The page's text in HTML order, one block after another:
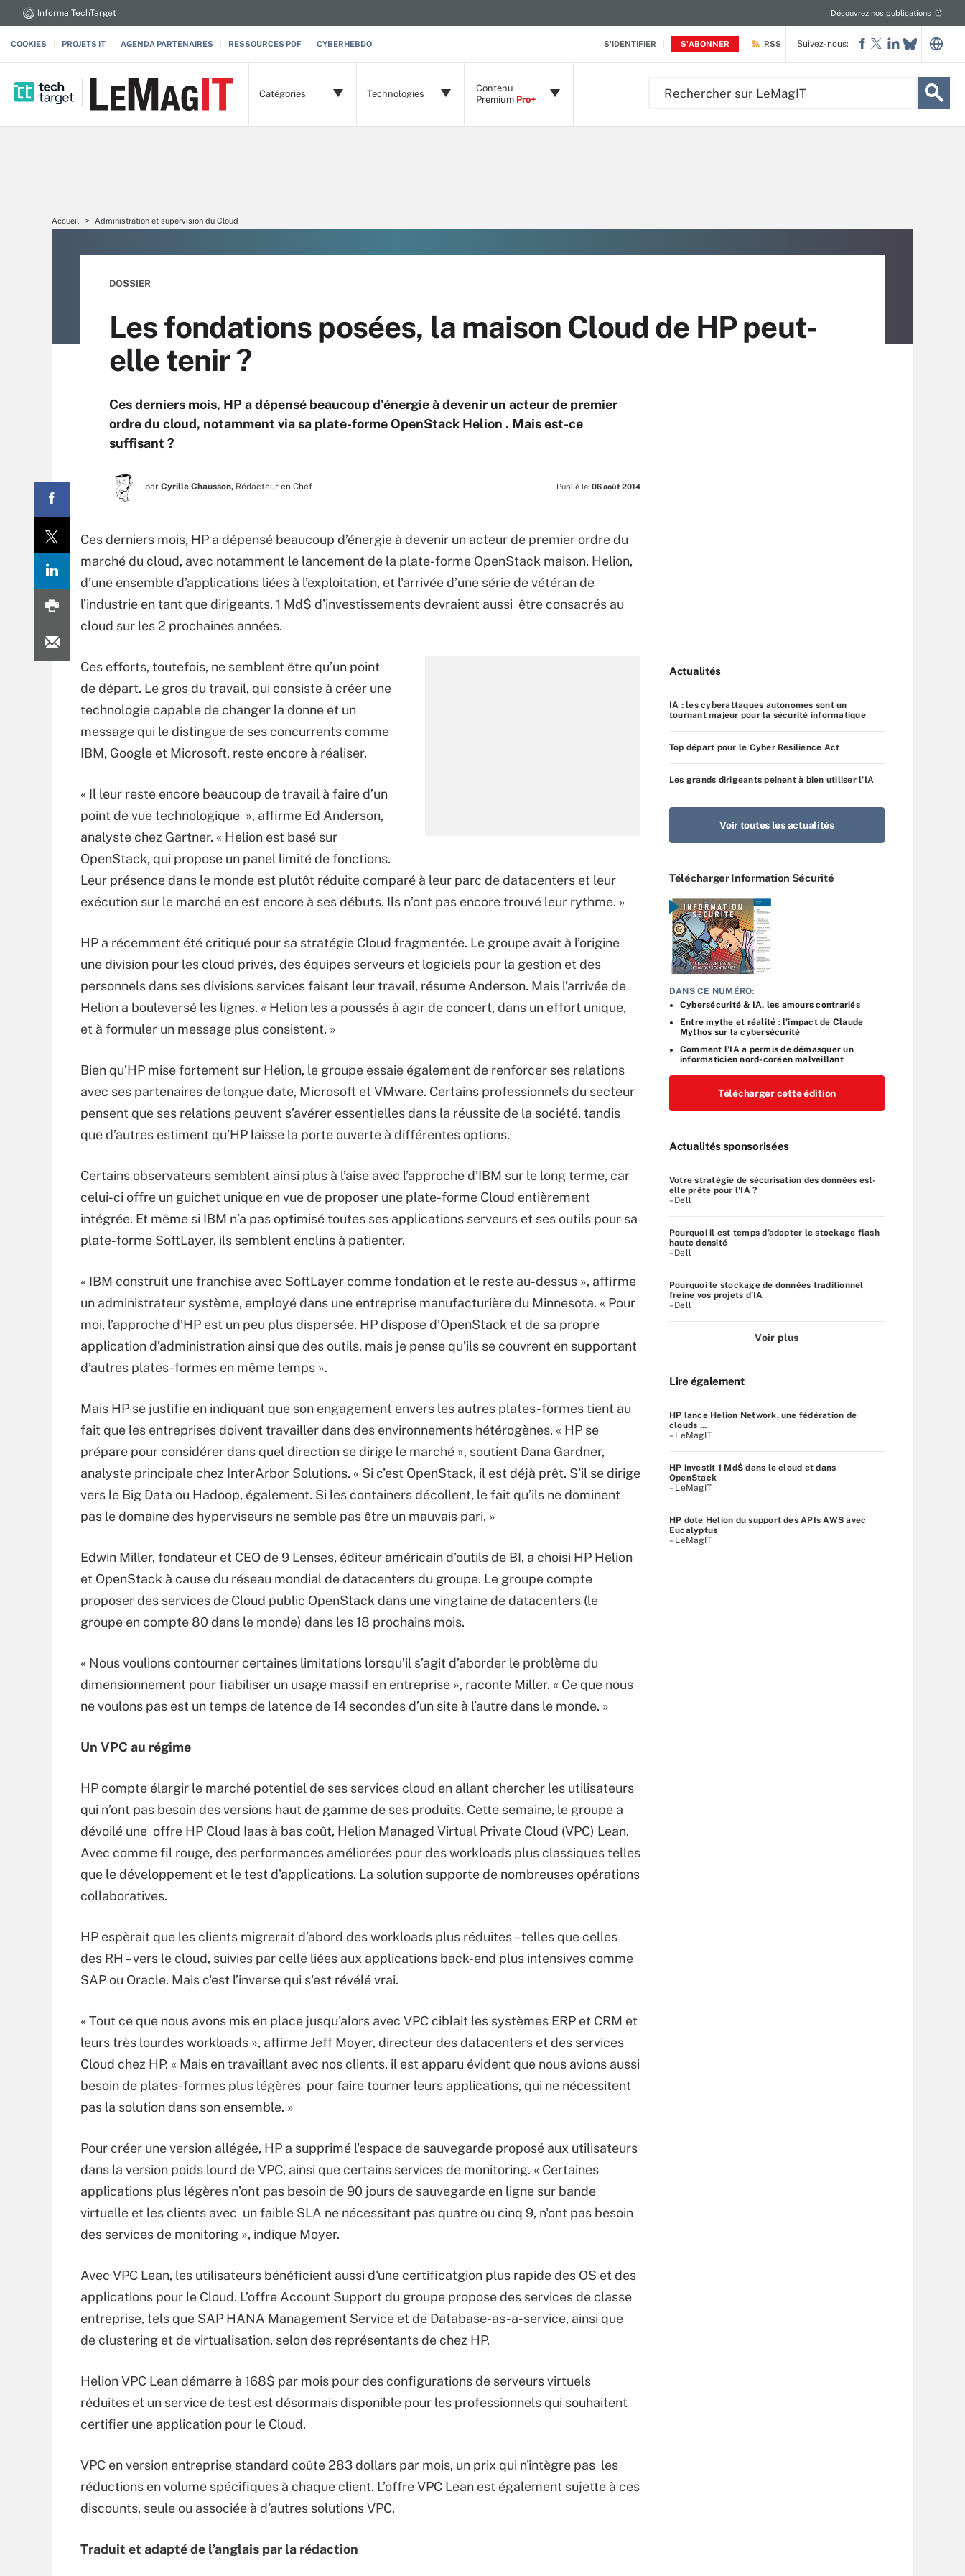
S'IDENTIFIER S'ABONNER
Informa TechTarget Découvrez nos publications
COOKIES PROJETS IT AGENDA PARTENAIRES RESSOURCES PDF CYBERHEBDO RSS
Catégories Technologies
Contenu
Premium Pro+
Suivez-nous:
Accueil Administration et supervision du Cloud
DOSSIER
Les fondations posées, la maison Cloud de HP peut-
elle tenir ?
Ces derniers mois, HP a dépensé beaucoup d’énergie à devenir un acteur de premier
ordre du cloud, notamment via sa plate-forme OpenStack Helion . Mais est-ce
suffisant ?
par Cyrille Chausson, Rédacteur en Chef Publié le: 06 août 2014
Ces derniers mois, HP a dépensé beaucoup d’énergie à devenir un acteur de premier ordre du
marché du cloud, avec notamment le lancement de la plate-forme OpenStack maison, Helion,
d’une ensemble d’applications liées à l’exploitation, et l'arrivée d’une série de vétéran de
l’industrie en tant que dirigeants. 1 Md$ d’investissements devraient aussi être consacrés au
cloud sur les 2 prochaines années.
Ces efforts, toutefois, ne semblent être qu’un point
de départ. Le gros du travail, qui consiste à créer une
technologie capable de changer la donne et un
message qui le distingue de ses concurrents comme
IBM, Google et Microsoft, reste encore à réaliser.
« Il leur reste encore beaucoup de travail à faire d’un
point de vue technologique », affirme Ed Anderson,
analyste chez Gartner. « Helion est basé sur
OpenStack, qui propose un panel limité de fonctions.
Leur présence dans le monde est plutôt réduite comparé à leur parc de datacenters et leur
exécution sur le marché en est encore à ses débuts. Ils n’ont pas encore trouvé leur rythme. »
HP a récemment été critiqué pour sa stratégie Cloud fragmentée. Le groupe avait à l’origine
une division pour les cloud privés, des équipes serveurs et logiciels pour la gestion et des
personnels dans ses divisions services faisant leur travail, résume Anderson. Mais l’arrivée de
Helion a bouleversé les lignes. « Helion les a poussés à agir de concert, dans un effort unique,
et à formuler un message plus consistent. »
Bien qu’HP mise fortement sur Helion, le groupe essaie également de renforcer ses relations
avec ses partenaires de longue date, Microsoft et VMware. Certains professionnels du secteur
pensent que ses relations peuvent s’avérer essentielles dans la réussite de la société, tandis
que d’autres estiment qu’HP laisse la porte ouverte à différentes options.
Certains observateurs semblent ainsi plus à l’aise avec l’approche d’IBM sur le long terme, car
celui-ci offre un guichet unique en vue de proposer une plate-forme Cloud entièrement
intégrée. Et même si IBM n’a pas optimisé toutes ses applications serveurs et ses outils pour sa
plate-forme SoftLayer, ils semblent enclins à patienter.
« IBM construit une franchise avec SoftLayer comme fondation et le reste au-dessus », affirme
un administrateur système, employé dans une entreprise manufacturière du Minnesota. « Pour
moi, l’approche d’HP est un peu plus dispersée. HP dispose d’OpenStack et de sa propre
application d’administration ainsi que des outils, mais je pense qu’ils se couvrent en supportant
d’autres plates-formes en même temps ».
Mais HP se justifie en indiquant que son engagement envers les autres plates-formes tient au
fait que les entreprises doivent travailler dans des environnements hétérogènes. « HP se
prépare pour considérer dans quel direction se dirige le marché », soutient Dana Gardner,
analyste principale chez InterArbor Solutions. « Si c’est OpenStack, il est déjà prêt. S’il se dirige
vers le Big Data ou Hadoop, également. Si les containers décollent, le fait qu’ils ne dominent
pas le domaine des hyperviseurs ne semble pas être un mauvais pari. »
Edwin Miller, fondateur et CEO de 9 Lenses, éditeur américain d’outils de BI, a choisi HP Helion
et OpenStack à cause du réseau mondial de datacenters du groupe. Le groupe compte
proposer des services de Cloud public OpenStack dans une vingtaine de datacenters (le
groupe en compte 80 dans le monde) dans les 18 prochains mois.
« Nous voulions contourner certaines limitations lorsqu’il s’agit d’aborder le problème du
dimensionnement pour fiabiliser un usage massif en entreprise », raconte Miller. « Ce que nous
ne voulons pas est un temps de latence de 14 secondes d’un site à l’autre dans le monde. »
Un VPC au régime
HP compte élargir le marché potentiel de ses services cloud en allant chercher les utilisateurs
qui n’ont pas besoin des versions haut de gamme de ses produits. Cette semaine, le groupe a
dévoilé une offre HP Cloud Iaas à bas coût, Helion Managed Virtual Private Cloud (VPC) Lean.
Avec comme fil rouge, des performances améliorées pour des workloads plus classiques telles
que le développement et le test d’applications. La solution supporte de nombreuses opérations
collaboratives.
HP espèrait que les clients migrerait d’abord des workloads plus réduites – telles que celles
des RH – vers le cloud, suivies par celle liées aux applications back-end plus intensives comme
SAP ou Oracle. Mais c'est l’inverse qui s'est révélé vrai.
« Tout ce que nous avons mis en place jusqu'alors avec VPC ciblait les systèmes ERP et CRM et
leurs très lourdes workloads », affirme Jeff Moyer, directeur des datacenters et des services
Cloud chez HP. « Mais en travaillant avec nos clients, il est apparu évident que nous avions aussi
besoin de plates-formes plus légères pour faire tourner leurs applications, qui ne nécessitent
pas la solution dans son ensemble. »
Pour créer une version allégée, HP a supprimé l'espace de sauvegarde proposé aux utilisateurs
dans la version poids lourd de VPC, ainsi que certains services de monitoring. « Certaines
applications plus légères n’ont pas besoin de 90 jours de sauvegarde en ligne sur bande
virtuelle et les clients avec un faible SLA ne nécessitant pas quatre ou cinq 9, n'ont pas besoin
des services de monitoring », indique Moyer.
Avec VPC Lean, les utilisateurs bénéficient aussi d'une certificatgion plus rapide des OS et des
applications pour le Cloud. L’offre Account Support du groupe propose des services de classe
entreprise, tels que SAP HANA Management Service et de Database-as-a-service, ainsi que
de clustering et de virtualisation, selon des représentants de chez HP.
Helion VPC Lean démarre à 168$ par mois pour des configurations de serveurs virtuels
réduites et un service de test est désormais disponible pour les professionnels qui souhaitent
certifier une application pour le Cloud.
VPC en version entreprise standard coûte 283 dollars par mois, un prix qui n'intègre pas les
réductions en volume spécifiques à chaque client. L’offre VPC Lean est également sujette à ces
discounts, seule ou associée à d’autres solutions VPC.
Traduit et adapté de l’anglais par la rédaction
Actualités
IA : les cyberattaques autonomes sont un
tournant majeur pour la sécurité informatique
Top départ pour le Cyber Resilience Act
Les grands dirigeants peinent à bien utiliser l’IA
Voir toutes les actualités
Télécharger Information Sécurité
DANS CE NUMÉRO:
Cybersécurité & IA, les amours contrariés
Entre mythe et réalité : l’impact de Claude
Mythos sur la cybersécurité
Comment l’IA a permis de démasquer un
informaticien nord-coréen malveillant
Télécharger cette édition
Actualités sponsorisées
Votre stratégie de sécurisation des données est-
elle prête pour l'IA ?
–Dell
Pourquoi il est temps d’adopter le stockage flash
haute densité
–Dell
Pourquoi le stockage de données traditionnel
freine vos projets d’IA
–Dell
Voir plus
Lire également
HP lance Helion Network, une fédération de
clouds ...
– LeMagIT
HP investit 1 Md$ dans le cloud et dans
OpenStack
– LeMagIT
HP dote Helion du support des APIs AWS avec
Eucalyptus
– LeMagIT